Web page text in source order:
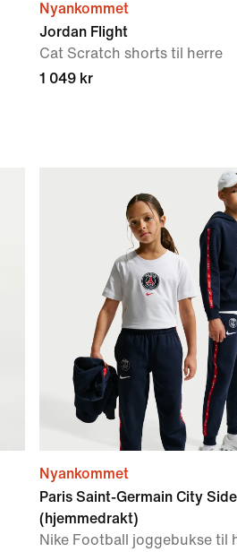
Nyankommet
Jordan Flight
Cat Scratch shorts til herre
1 049 kr
Nyankommet
Paris Saint-Germain City Side
(hjemmedrakt)
Nike Football joggebukse til